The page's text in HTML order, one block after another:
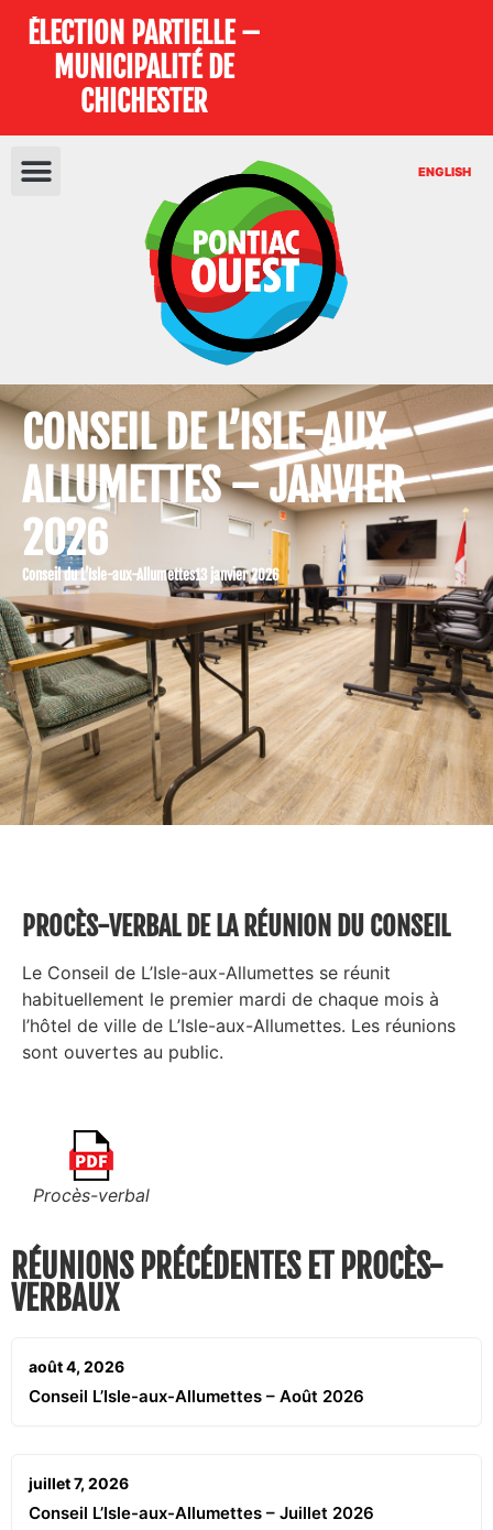
ÉLECTION PARTIELLE –
MUNICIPALITÉ DE
CHICHESTER
ENGLISH
CONSEIL DE L’ISLE-AUX-
ALLUMETTES – JANVIER
2026
Conseil du L’Isle-aux-Allumettes13 janvier 2026
PROCÈS-VERBAL DE LA RÉUNION DU CONSEIL
Le Conseil de L’Isle-aux-Allumettes se réunit
habituellement le premier mardi de chaque mois à
l’hôtel de ville de L’Isle-aux-Allumettes. Les réunions
sont ouvertes au public.
Procès-verbal
RÉUNIONS PRÉCÉDENTES ET PROCÈS-
VERBAUX
août 4, 2026
Conseil L’Isle-aux-Allumettes – Août 2026
juillet 7, 2026
Conseil L’Isle-aux-Allumettes – Juillet 2026